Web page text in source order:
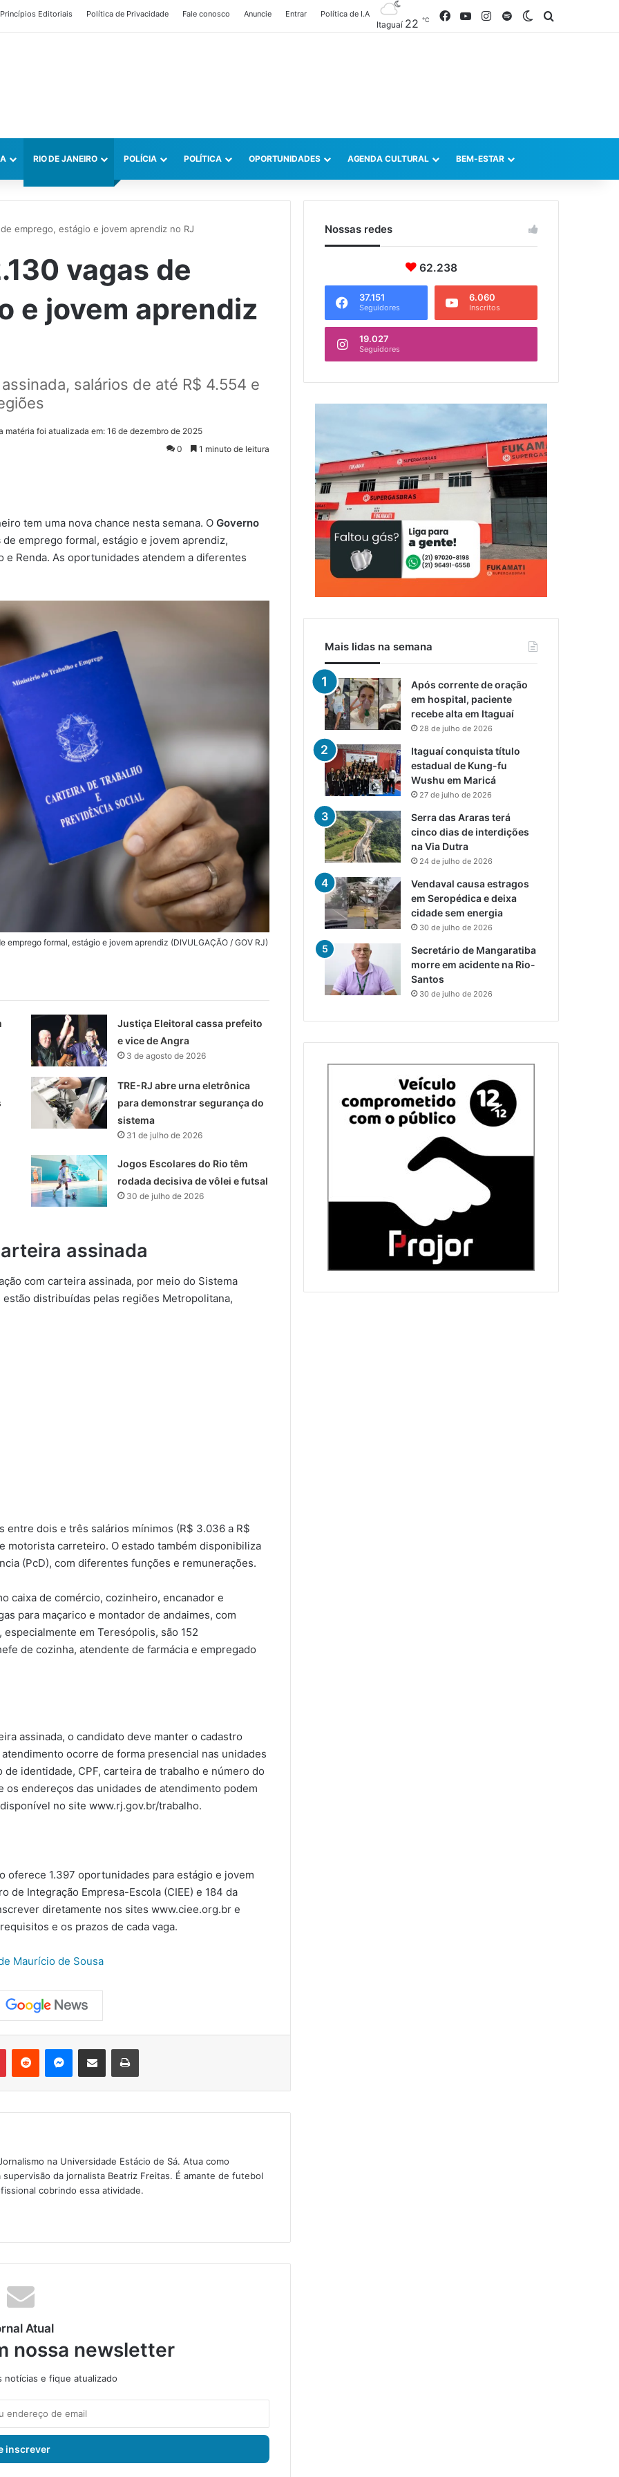
Princípios Editoriais Política de Privacidade Fale conosco Anuncie Entrar Política de I.A
Itaguaí 22 ℃ FacebookYouTubeInstagram
SpotifySwitch skin
RIO DE JANEIRO POLÍCIA POLÍTICA OPORTUNIDADES AGENDA CULTURAL BEM-ESTAR
emprego, estágio e jovem aprendiz no RJ
vagas de
e jovem aprendiz
salários de até R$ 4.554 e
matéria foi atualizada em: 16 de dezembro de 2025
0
1 minuto de leitura
tem uma nova chance nesta semana. O Governo
de emprego formal, estágio e jovem aprendiz,
e Renda. As oportunidades atendem a diferentes
formal, estágio e jovem aprendiz (DIVULGAÇÃO / GOV RJ)
Justiça Eleitoral cassa prefeito
e vice de Angra
3 de agosto de 2026
TRE-RJ abre urna eletrônica
para demonstrar segurança do
sistema
31 de julho de 2026
Jogos Escolares do Rio têm
rodada decisiva de vôlei e futsal
30 de julho de 2026
assinada
com carteira assinada, por meio do Sistema
distribuídas pelas regiões Metropolitana,
entre dois e três salários mínimos (R$ 3.036 a R$
motorista carreteiro. O estado também disponibiliza
(PcD), com diferentes funções e remunerações.
caixa de comércio, cozinheiro, encanador e
para maçarico e montador de andaimes, com
em Teresópolis, são 152
de cozinha, atendente de farmácia e empregado
assinada, o candidato deve manter o cadastro
ocorre de forma presencial nas unidades
identidade, CPF, carteira de trabalho e número do
os endereços das unidades de atendimento podem
no site www.rj.gov.br/trabalho.
oferece 1.397 oportunidades para estágio e jovem
de Integração Empresa-Escola (CIEE) e 184 da
diretamente nos sites www.ciee.org.br e
e os prazos de cada vaga.
Maurício de Sousa
na Universidade Estácio de Sá. Atua como
da jornalista Beatriz Freitas. É amante de futebol
cobrindo essa atividade.
Atual
nossa newsletter
notícias e fique atualizado
Nossas redes
62.238
37.151
Seguidores
6.060
Inscritos
19.027
Seguidores
Mais lidas na semana
Após corrente de oração
em hospital, paciente
recebe alta em Itaguaí
28 de julho de 2026
Itaguaí conquista título
estadual de Kung-fu
Wushu em Maricá
27 de julho de 2026
Serra das Araras terá
cinco dias de interdições
na Via Dutra
24 de julho de 2026
Vendaval causa estragos
em Seropédica e deixa
cidade sem energia
30 de julho de 2026
Secretário de Mangaratiba
morre em acidente na Rio-
Santos
30 de julho de 2026